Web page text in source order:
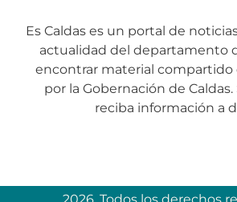
Es Caldas es un portal de
actualidad del departamento
encontrar material
por la Gobernación de Caldas.
reciba información a